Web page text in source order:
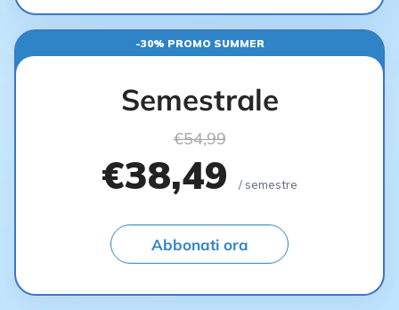
-30% PROMO SUMMER
Semestrale
€54,99
€38,49 / semestre
Abbonati ora